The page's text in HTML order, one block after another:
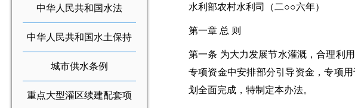
型城市活动的通知
中华人民共和国水法
中华人民共和国水土保持
法
城市供水条例
重点大型灌区续建配套项
水利部农村水利司（二○○六年）
第一章 总 则
第一条 为大力发展节水灌溉，合理利
专项资金中安排部分引导资金，专项
划全面完成，特制定本办法。